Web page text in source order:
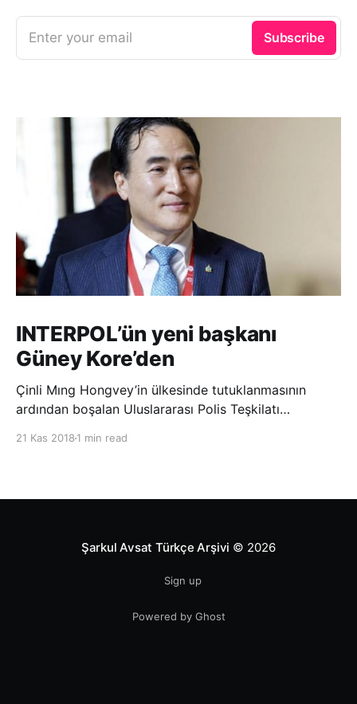
Enter your email Subscribe
INTERPOL’ün yeni başkanı
Güney Kore’den
Çinli Mıng Hongvey’in ülkesinde tutuklanmasının
ardından boşalan Uluslararası Polis Teşkilatı
21 Kas 2018 1 min read
Şarkul Avsat Türkçe Arşivi © 2026
Sign up
Powered by Ghost